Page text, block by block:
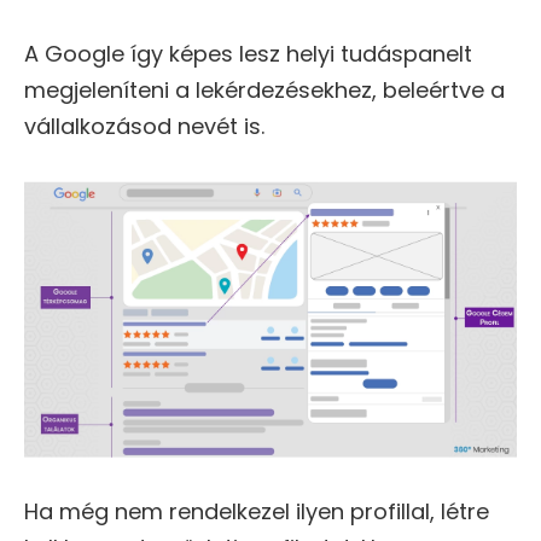
A Google így képes lesz helyi tudáspanelt
megjeleníteni a lekérdezésekhez, beleértve a
vállalkozásod nevét is.
Ha még nem rendelkezel ilyen profillal, létre